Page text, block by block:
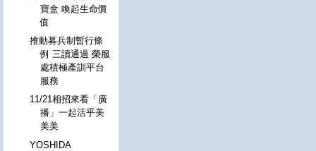
寶盒 喚起生命價
值
推動募兵制暫行條
例 三讀通過 榮服
處積極產訓平台
服務
11/21相招來看「廣
播」一起活乎美
美美
YOSHIDA